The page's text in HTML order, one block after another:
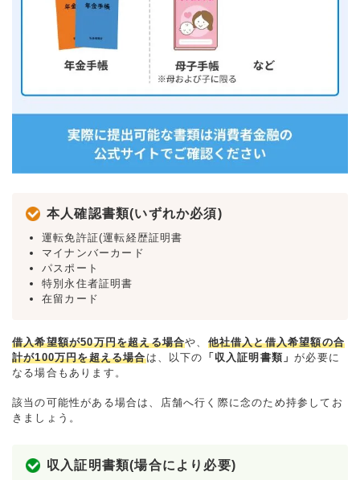
本人確認書類(いずれか必須)
運転免許証(運転経歴証明書
マイナンバーカード
パスポート
特別永住者証明書
在留カード
借入希望額が50万円を超える場合や、 他社借入と借入希望額の合
計が100万円を超える場合は、以下の 「収入証明書類」が必要に
なる場合もあります。
該当の可能性がある場合は、店舗へ行く際に念のため持参してお
きましょう。
収入証明書類(場合により必要)